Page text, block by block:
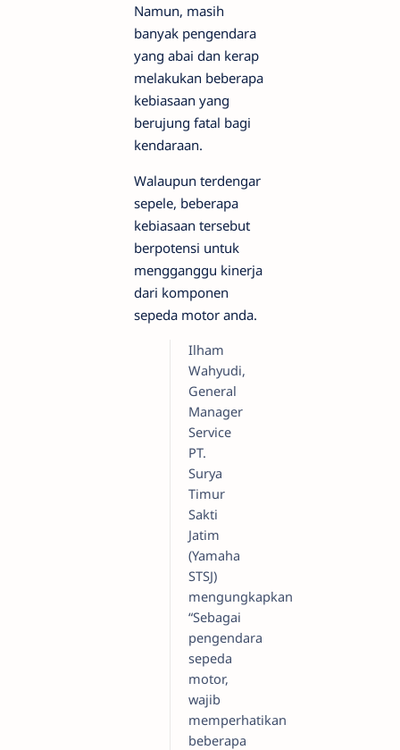
Namun, masih
banyak pengendara
yang abai dan kerap
melakukan beberapa
kebiasaan yang
berujung fatal bagi
kendaraan.
Walaupun terdengar
sepele, beberapa
kebiasaan tersebut
berpotensi untuk
mengganggu kinerja
dari komponen
sepeda motor anda.
Ilham
Wahyudi,
General
Manager
Service
PT.
Surya
Timur
Sakti
Jatim
(Yamaha
STSJ)
mengungkapkan
“Sebagai
pengendara
sepeda
motor,
wajib
memperhatikan
beberapa